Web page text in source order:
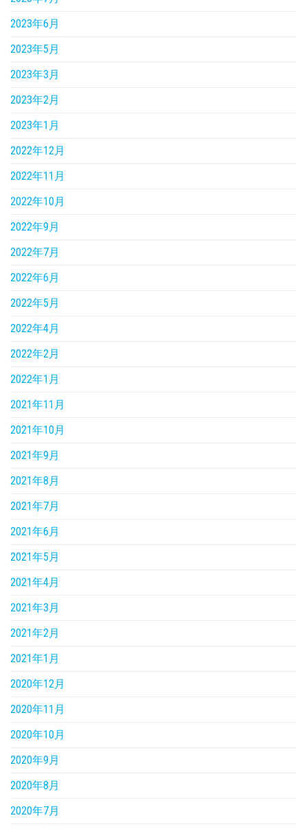
2023年6月
2023年5月
2023年3月
2023年2月
2023年1月
2022年12月
2022年11月
2022年10月
2022年9月
2022年7月
2022年6月
2022年5月
2022年4月
2022年2月
2022年1月
2021年11月
2021年10月
2021年9月
2021年8月
2021年7月
2021年6月
2021年5月
2021年4月
2021年3月
2021年2月
2021年1月
2020年12月
2020年11月
2020年10月
2020年9月
2020年8月
2020年7月